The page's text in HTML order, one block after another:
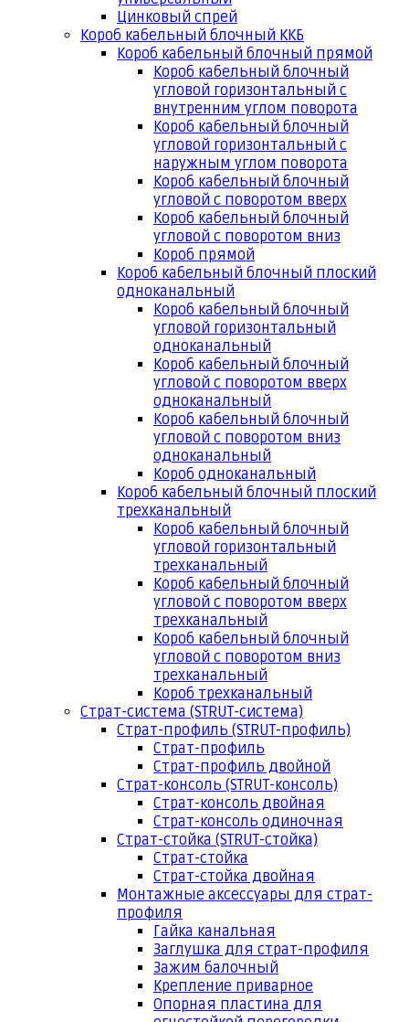
Цинковый спрей
Короб кабельный блочный ККБ
Короб кабельный блочный прямой
Короб кабельный блочный
угловой горизонтальный с
внутренним углом поворота
Короб кабельный блочный
угловой горизонтальный с
наружным углом поворота
Короб кабельный блочный
угловой с поворотом вверх
Короб кабельный блочный
угловой с поворотом вниз
Короб прямой
Короб кабельный блочный плоский
одноканальный
Короб кабельный блочный
угловой горизонтальный
одноканальный
Короб кабельный блочный
угловой с поворотом вверх
одноканальный
Короб кабельный блочный
угловой с поворотом вниз
одноканальный
Короб одноканальный
Короб кабельный блочный плоский
трехканальный
Короб кабельный блочный
угловой горизонтальный
трехканальный
Короб кабельный блочный
угловой с поворотом вверх
трехканальный
Короб кабельный блочный
угловой с поворотом вниз
трехканальный
Короб трехканальный
Страт-система (STRUT-система)
Страт-профиль (STRUT-профиль)
Страт-профиль
Страт-профиль двойной
Страт-консоль (STRUT-консоль)
Страт-консоль двойная
Страт-консоль одиночная
Страт-стойка (STRUT-стойка)
Страт-стойка
Страт-стойка двойная
Монтажные аксессуары для страт-
профиля
Гайка канальная
Заглушка для страт-профиля
Зажим балочный
Крепление приварное
Опорная пластина для